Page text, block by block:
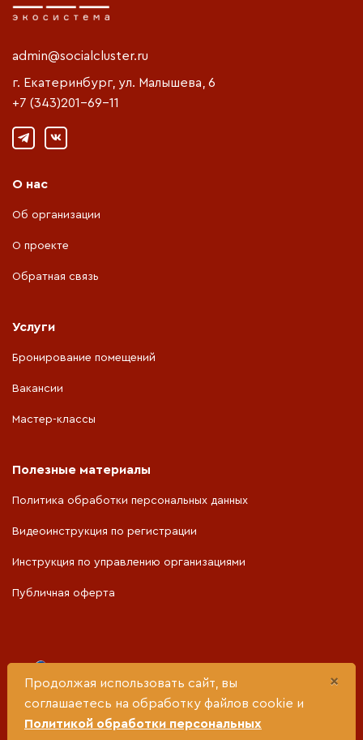
×
Продолжая использовать сайт, вы
соглашаетесь на обработку файлов cookie и
Политикой обработки персональных
admin@socialcluster.ru
г. Екатеринбург, ул. Малышева, 6
+7 (343)201-69-11
О нас
Об организации
О проекте
Обратная связь
Услуги
Бронирование помещений
Вакансии
Мастер-классы
Полезные материалы
Политика обработки персональных данных
Видеоинструкция по регистрации
Инструкция по управлению организациями
Публичная оферта
Министерства социальной политики Свердловской
области